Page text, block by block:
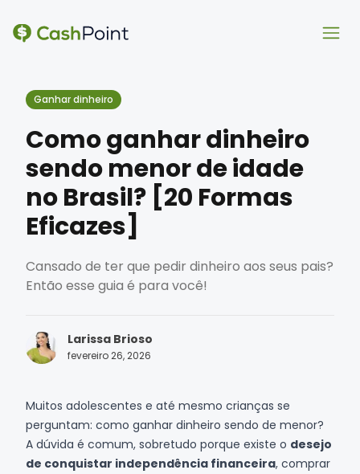
Ganhar dinheiro
Como ganhar dinheiro
sendo menor de idade
no Brasil? [20 Formas
Eficazes]
Cansado de ter que pedir dinheiro aos seus pais?
Então esse guia é para você!
Larissa Brioso
fevereiro 26, 2026
Muitos adolescentes e até mesmo crianças se
perguntam: como ganhar dinheiro sendo de menor?
A dúvida é comum, sobretudo porque existe o desejo
de conquistar independência financeira, comprar